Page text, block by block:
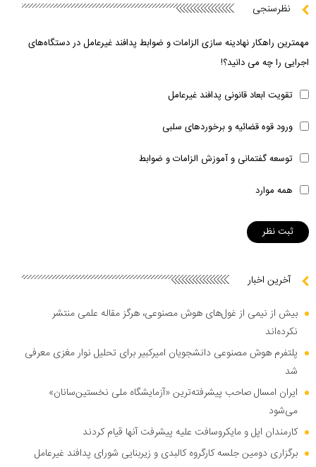
نظرسنجی
مهمترین راهکار نهادینه سازی الزامات و ضوابط پدافند غیرعامل در دستگاه‌های
اجرایی را چه می دانید؟!
تقویت ابعاد قانونی پدافند غیرعامل
ورود قوه قضائیه و برخوردهای سلبی
توسعه گفتمانی و آموزش الزامات و ضوابط
همه موارد
آخرین اخبار
بیش از نیمی از غول‌های هوش مصنوعی، هرگز مقاله علمی منتشر
نکرده‌اند
پلتفرم هوش مصنوعی دانشجویان امیرکبیر برای تحلیل نوار مغزی معرفی
شد
ایران امسال صاحب پیشرفته‌ترین «آزمایشگاه ملی نخستین‌سانان»
می‌شود
کارمندان اپل و مایکروسافت علیه پیشرفت آنها قیام کردند
برگزاری دومین جلسه کارگروه کالبدی و زیربنایی شورای پدافند غیرعامل